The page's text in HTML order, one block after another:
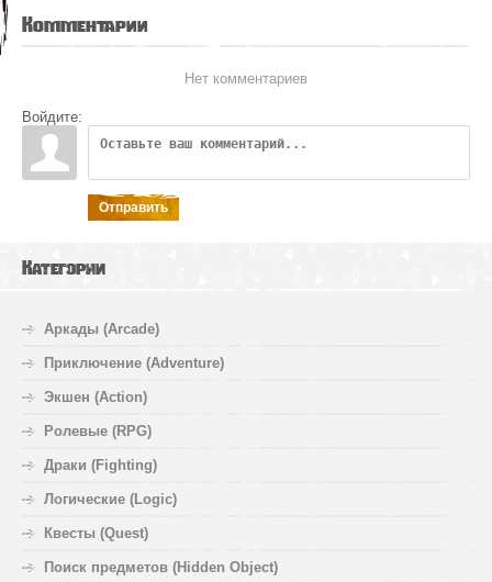
Комментарии
Нет комментариев
Войдите:
Отправить
Категории
Аркады (Arcade)
Приключение (Adventure)
Экшен (Action)
Ролевые (RPG)
Драки (Fighting)
Логические (Logic)
Квесты (Quest)
Поиск предметов (Hidden Object)